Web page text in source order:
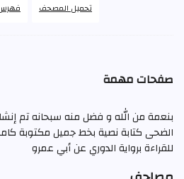
تحميل المصحف
صفحات مهمة
بنعمة من الله و فضل منه سبحانه تم
الضحى كتابة نصية بخط جميل مكتوبة
للقراءة برواية الدوري عن أبي عمرو